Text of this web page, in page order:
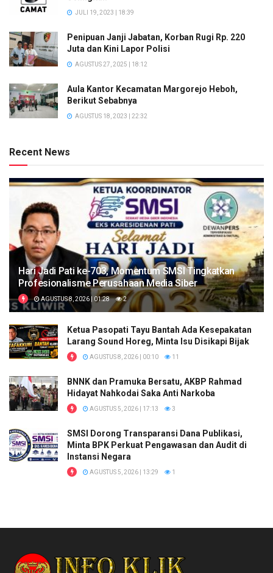
JULI 19, 2023 | 18:39
Penipuan Janji Jabatan, Korban Rugi Rp. 220
Juta dan Kini Lapor Polisi
AGUSTUS 27, 2025 | 18:12
Aula Kantor Kecamatan Margorejo Heboh,
Berikut Sebabnya
AGUSTUS 18, 2023 | 22:32
Recent News
Hari Jadi Pati ke-703, Momentum SMSI Tingkatkan
Profesionalisme Perusahaan Media Siber
AGUSTUS 8, 2026 | 01:28 2
Ketua Pasopati Tayu Bantah Ada Kesepakatan
Larang Sound Horeg, Minta Isu Disikapi Bijak
AGUSTUS 8, 2026 | 00:10 11
BNNK dan Pramuka Bersatu, AKBP Rahmad
Hidayat Nahkodai Saka Anti Narkoba
AGUSTUS 5, 2026 | 17:13 3
SMSI Dorong Transparansi Dana Publikasi,
Minta BPK Perkuat Pengawasan dan Audit di
Instansi Negara
AGUSTUS 5, 2026 | 13:29 1